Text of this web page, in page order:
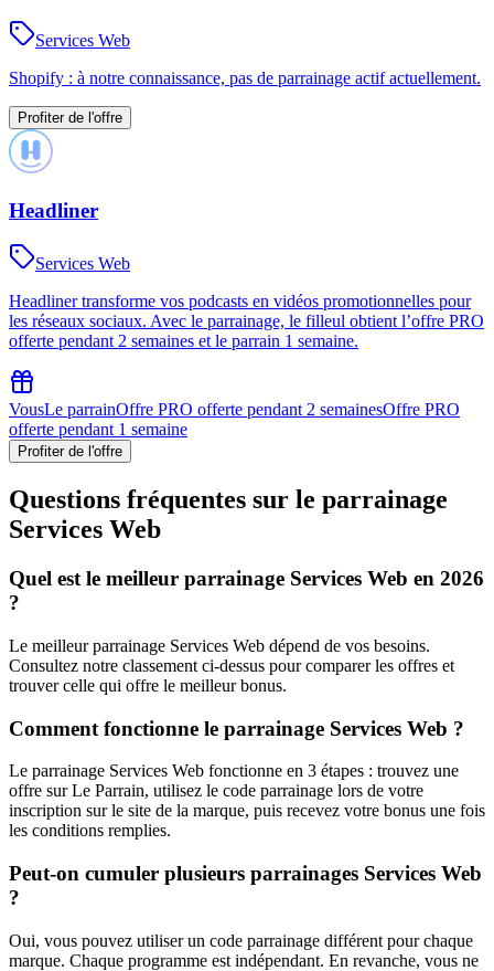
Services Web
Shopify : à notre connaissance, pas de parrainage actif actuellement.
Profiter de l'offre
Headliner
Services Web
Headliner transforme vos podcasts en vidéos promotionnelles pour
les réseaux sociaux. Avec le parrainage, le filleul obtient l’offre PRO
offerte pendant 2 semaines et le parrain 1 semaine.
VousLe parrainOffre PRO offerte pendant 2 semainesOffre PRO
offerte pendant 1 semaine
Profiter de l'offre
Questions fréquentes sur le parrainage
Services Web
Quel est le meilleur parrainage Services Web en 2026
?
Le meilleur parrainage Services Web dépend de vos besoins.
Consultez notre classement ci-dessus pour comparer les offres et
trouver celle qui offre le meilleur bonus.
Comment fonctionne le parrainage Services Web ?
Le parrainage Services Web fonctionne en 3 étapes : trouvez une
offre sur Le Parrain, utilisez le code parrainage lors de votre
inscription sur le site de la marque, puis recevez votre bonus une fois
les conditions remplies.
Peut-on cumuler plusieurs parrainages Services Web
?
Oui, vous pouvez utiliser un code parrainage différent pour chaque
marque. Chaque programme est indépendant. En revanche, vous ne